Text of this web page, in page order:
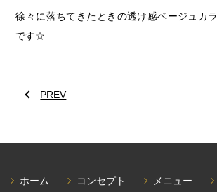
徐々に落ちてきたときの透け感ベージュカ
です☆
PREV
ホーム コンセプト メニュー